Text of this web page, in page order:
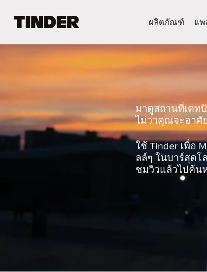
ห
d
e
r
ผลิตภัณฑ์ แพ
มาดูสถานที่เดท
ไม่ว่าคุณจะอาศั
ใช้ Tinder เพื่อ
ลล์ๆ ในบาร์สุดโ
ชมวิวแล้วไปค้น